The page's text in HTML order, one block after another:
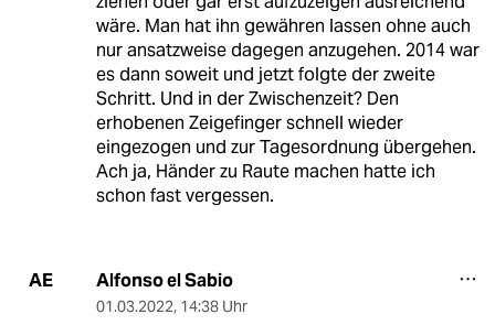
wäre. Man hat ihn gewähren lassen ohne auch
nur ansatzweise dagegen anzugehen. 2014 war
es dann soweit und jetzt folgte der zweite
Schritt. Und in der Zwischenzeit? Den
erhobenen Zeigefinger schnell wieder
eingezogen und zur Tagesordnung übergehen.
Ach ja, Händer zu Raute machen hatte ich
schon fast vergessen.
AE Alfonso el Sabio
01.03.2022, 14:38 Uhr